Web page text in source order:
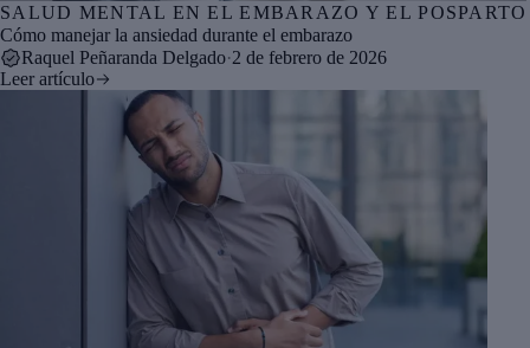
SALUD MENTAL EN EL EMBARAZO Y EL POSPARTO
Cómo manejar la ansiedad durante el embarazo
Raquel Peñaranda Delgado·2 de febrero de 2026
Leer artículo